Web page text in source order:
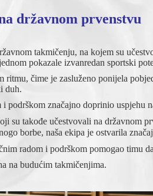
državnom prvenstvu
takmičenju, na kojem su
pokazale izvanredan sportski
čime je zasluženo ponijela
duh.
značajno doprinio uspjehu
su takođe učestvovali na državnom
borbe, naša ekipa je ostvarila
radom i podrškom pomogao timu
na budućim takmičenjima.